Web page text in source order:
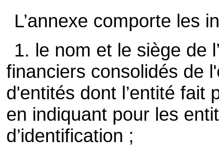
L’annexe comporte les
1. le nom et le siège de
financiers consolidés de
d'entités dont l’entité fait
en indiquant pour les
d’identification ;